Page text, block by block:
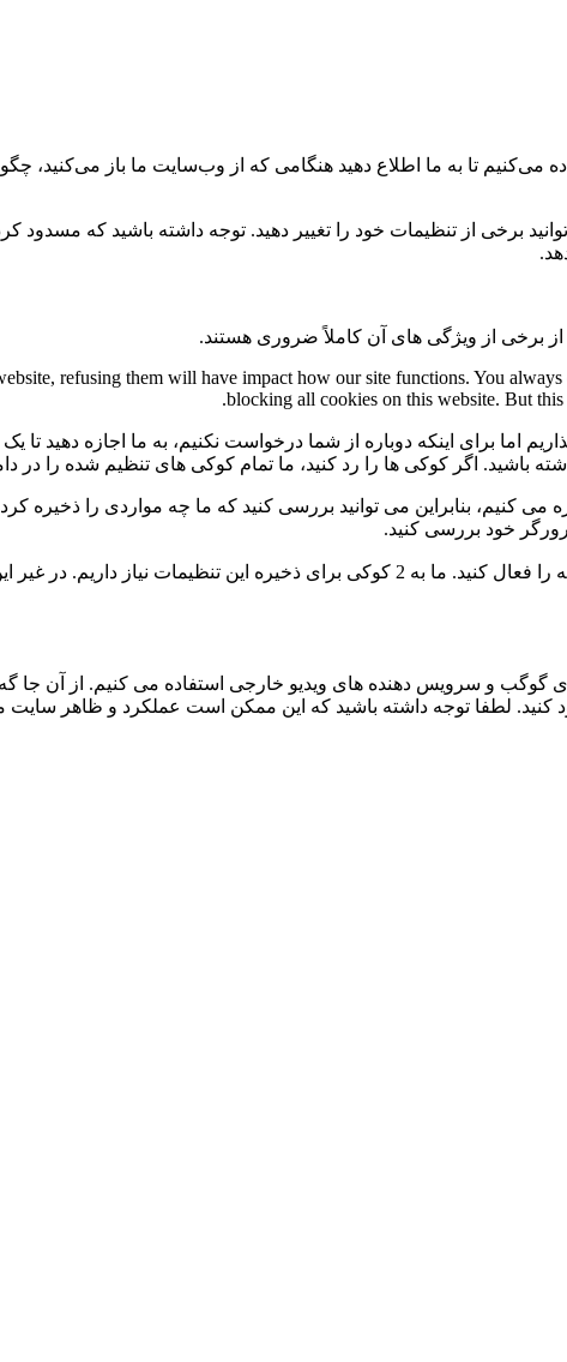
تا به ما اطلاع دهید هنگامی که از وب‌سایت ما باز می‌کنید،
برخی از تنظیمات خود را تغییر دهید. توجه داشته باشید که
برخی از ویژگی های آن کاملاً ضروری هستند.
refusing them will have impact how our site functions. You
blocking all cookies on this website. But
اما برای اینکه دوباره از شما درخواست نکنیم، به ما اجازه دهید
باشید. اگر کوکی ها را رد کنید، ما تمام کوکی های تنظیم شده را
بنابراین می توانید بررسی کنید که ما چه مواردی را ذخیره
خود بررسی کنید.
برای عدم نمایش دائمی نوار پیام و رد کردن همه ی کوکی ها این گزینه را فعال کنید. ما به
و سرویس دهنده های ویدیو خارجی استفاده می کنیم. از آن جا
کنید. لطفا توجه داشته باشید که این ممکن است عملکرد و ظاهر